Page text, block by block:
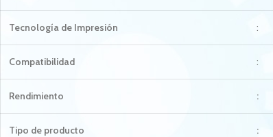
Tecnología de Impresión :
Compatibilidad :
Rendimiento :
Tipo de producto :